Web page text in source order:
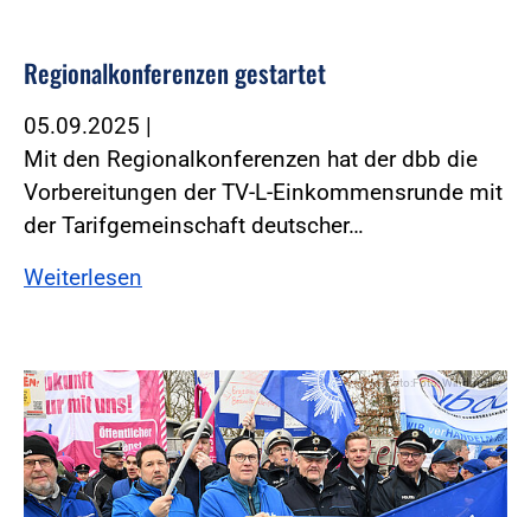
Regionalkonferenzen gestartet
05.09.2025 |
Mit den Regionalkonferenzen hat der dbb die
Vorbereitungen der TV-L-Einkommensrunde mit
der Tarifgemeinschaft deutscher…
Weiterlesen
Foto:Foto: Windmüller